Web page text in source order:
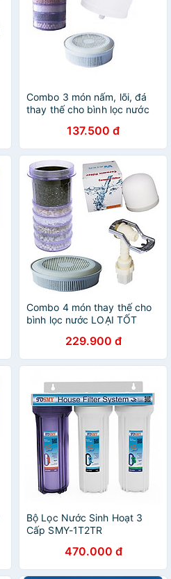
Combo 3 món nấm, lõi, đá
thay thế cho bình lọc nước
137.500 đ
Combo 4 món thay thế cho
bình lọc nước LOẠI TỐT
229.900 đ
Bộ Lọc Nước Sinh Hoạt 3
Cấp SMY-1T2TR
470.000 đ